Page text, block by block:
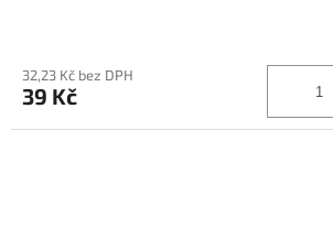
32,23 Kč bez DPH
39 Kč